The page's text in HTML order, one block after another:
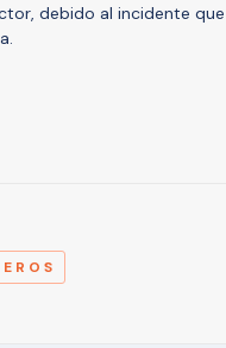
debido al incidente